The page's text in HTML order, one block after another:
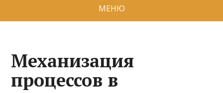
МЕНЮ
Механизация
процессов в